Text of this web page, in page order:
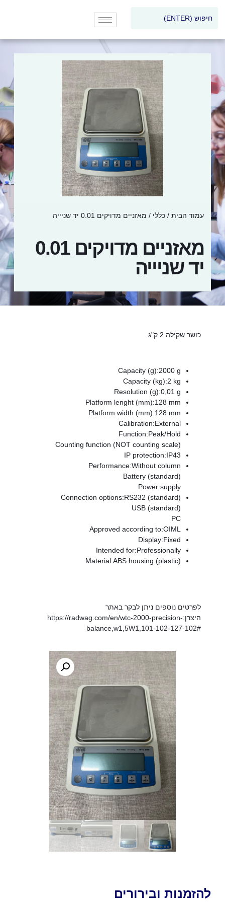
עמוד הבית / כללי / מאזניים מדויקים 0.01 יד שניייה
מאזניים מדויקים 0.01
יד שניייה
כושר שקילה 2 ק"ג
Capacity (g):2000 g
Capacity (kg):2 kg
Resolution (g):0,01 g
Platform lenght (mm):128 mm
Platform width (mm):128 mm
Calibration:External
Function:Peak/Hold
Counting function (NOT counting scale)
IP protection:IP43
Performance:Without column
Battery (standard)
Power supply
Connection options:RS232 (standard)
USB (standard)
PC
Approved according to:OIML
Display:Fixed
Intended for:Professionally
Material:ABS housing (plastic)
לפרטים נוספים ניתן לבקר באתר
היצרן:https://radwag.com/en/wtc-2000-precision-
balance,w1,5W1,101-102-127-102#
להזמנות ובירורים